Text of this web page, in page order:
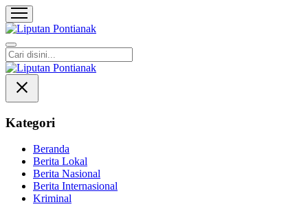
Liputan Pontianak
Berita Terkini dan TerUpdate
Kategori
Beranda
Berita Lokal
Berita Nasional
Berita Internasional
Kriminal